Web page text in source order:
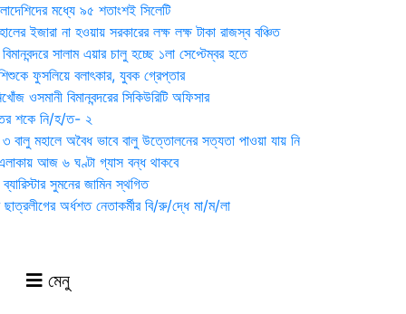
মধ্যে ৯৫ শতাংশই সিলেটি
ইজারা না হওয়ায় সরকারের লক্ষ লক্ষ টাকা রাজস্ব বঞ্চিত
সালাম এয়ার চালু হচ্ছে ১লা সেপ্টেম্বর হতে
ফুসলিয়ে বলাৎকার, যুবক গ্রেপ্তার
ওসমানী বিমানবন্দরের সিকিউরিটি অফিসার
শকে নি/হ/ত- ২
বালু মহালে অবৈধ ভাবে বালু উত্তোলনের সত্যতা পাওয়া যায় নি
আজ ৬ ঘণ্টা গ্যাস বন্ধ থাকবে
সুমনের জামিন স্থগিত
ছাত্রলীগের অর্ধশত নেতাকর্মীর বি/রু/দ্ধে মা/ম/লা
মেনু